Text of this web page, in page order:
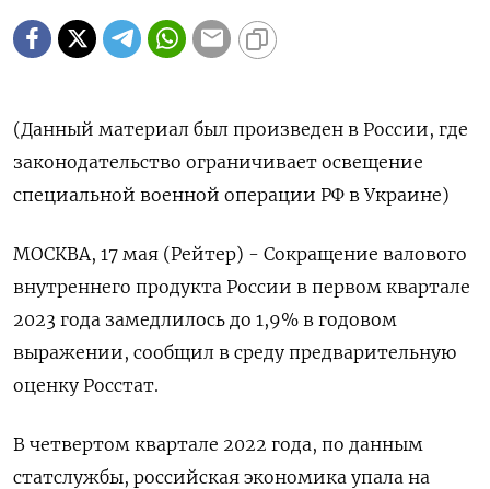
(Данный материал был произведен в России, где
законодательство ограничивает освещение
специальной военной операции РФ в Украине)
МОСКВА, 17 мая (Рейтер) - Сокращение валового
внутреннего продукта России в первом квартале
2023 года замедлилось до 1,9% в годовом
выражении, сообщил в среду предварительную
оценку Росстат.
В четвертом квартале 2022 года, по данным
статслужбы, российская экономика упала на